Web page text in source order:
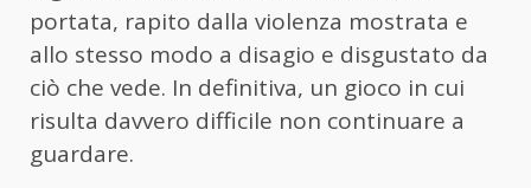
portata, rapito dalla violenza mostrata e
allo stesso modo a disagio e disgustato da
ciò che vede. In definitiva, un gioco in cui
risulta davvero difficile non continuare a
guardare.